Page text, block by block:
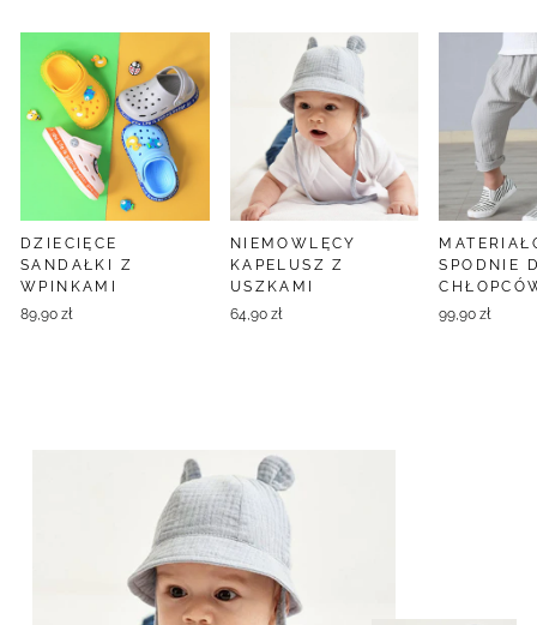
DZIECIĘCE
SANDAŁKI Z
WPINKAMI
89,90 zł
NIEMOWLĘCY
KAPELUSZ Z
USZKAMI
64,90 zł
SPODNIE
99,90 zł